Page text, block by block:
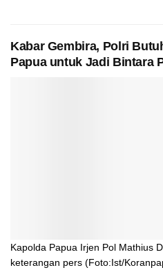
Kabar Gembira, Polri
Papua untuk Jadi Bintara
Kapolda Papua Irjen Pol Mathius
keterangan pers (Foto:Ist/